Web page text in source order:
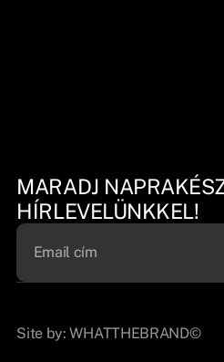
MARADJ
HÍRLEVELÜNKKEL!
Site by:WHATTHEBRAND©